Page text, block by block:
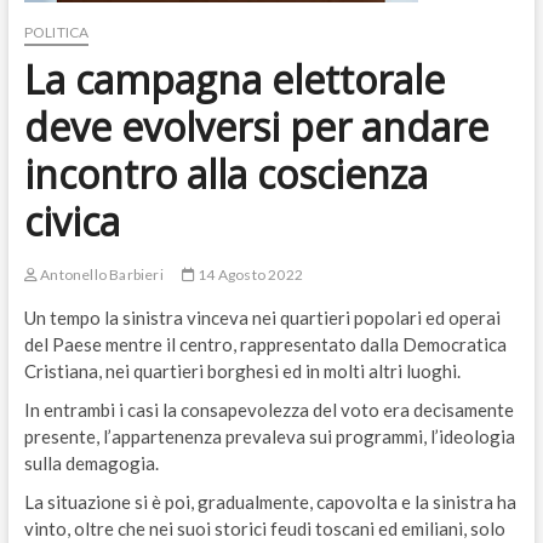
POLITICA
La campagna elettorale
deve evolversi per andare
incontro alla coscienza
civica
Antonello Barbieri 14 Agosto 2022
Un tempo la sinistra vinceva nei quartieri popolari ed operai
del Paese mentre​ il centro,​ rappresentato dalla Democratica
Cristiana,​ nei quartieri borghesi ed in molti altri luoghi.
In entrambi i casi​ la consapevolezza del voto era decisamente​
presente, l’appartenenza prevaleva sui programmi,​ l’ideologia
sulla demagogia.
La situazione si è poi, gradualmente,​ ​capovolta e la sinistra ha
vinto, oltre che nei suoi storici feudi toscani ed emiliani, solo